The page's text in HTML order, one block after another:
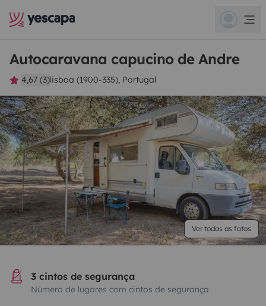
Autocaravana capucino de Andre
4,67 (3)lisboa (1900-335), Portugal
Ver todas as fotos
3 cintos de segurança
Número de lugares com cintos de segurança